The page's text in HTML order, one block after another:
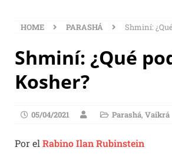
HOME PARASHÁ Shminí:
Shminí: ¿Qué
Kosher?
05/04/2021 Parashá, Vaikrá
Por el Rabino Ilan Rubinstein